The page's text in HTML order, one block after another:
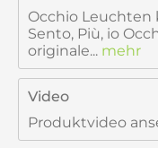
Occhio Leuchten
Sento, Più, io
originale... mehr
Video
Produktvideo